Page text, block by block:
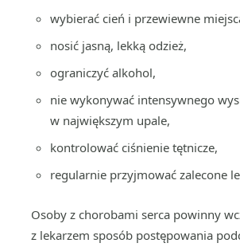
wybierać cień i przewiewne
nosić jasną, lekką odzież,
ograniczyć alkohol,
nie wykonywać intensywnego
w największym upale,
kontrolować ciśnienie tętnicze,
regularnie przyjmować zalecone
Osoby z chorobami serca powinny
z lekarzem sposób postępowania